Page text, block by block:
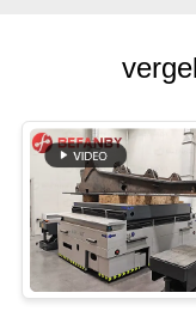
POLICY